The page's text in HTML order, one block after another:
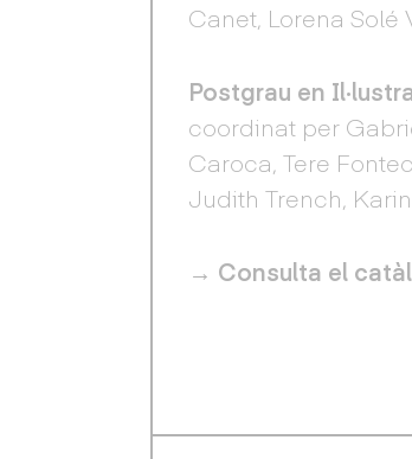
Canet, Lorena Solé
Postgrau en
coordinat per
Caroca, Tere
Judith Trench,
→ Consulta el